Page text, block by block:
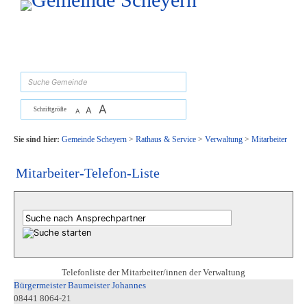
Zum Inhalt, zur Navigationoder zur Startseite springen.
Schriftgröße A A A
Sie sind hier: Gemeinde Scheyern> Rathaus & Service> Verwaltung> Mitarbeiter
Mitarbeiter-Telefon-Liste
Telefonliste der Mitarbeiter/innen der Verwaltung
Bürgermeister Baumeister Johannes
08441 8064-21